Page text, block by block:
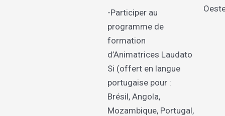
-Participer au
programme de
formation
d’Animatrices Laudato
Si (offert en langue
portugaise pour :
Brésil, Angola,
Mozambique, Portugal,